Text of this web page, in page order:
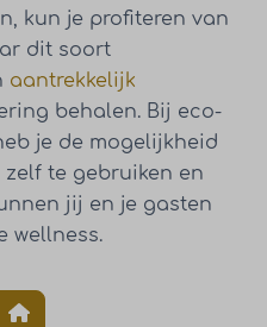
kun je profiteren van
dit soort
aantrekkelijk
behalen. Bij eco-
je de mogelijkheid
te gebruiken en
jij en je gasten
wellness.